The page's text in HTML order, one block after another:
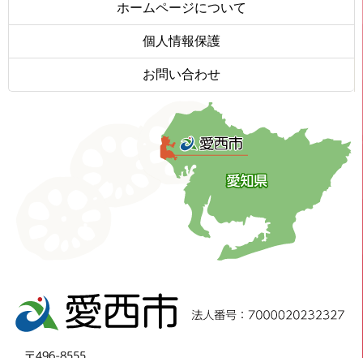
ホームページについて
個人情報保護
お問い合わせ